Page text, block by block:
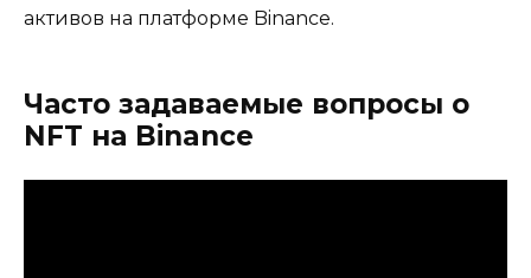
активов на платформе Binance.
Часто задаваемые вопросы о
NFT на Binance